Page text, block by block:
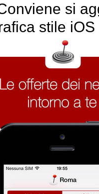
si
stile iOS